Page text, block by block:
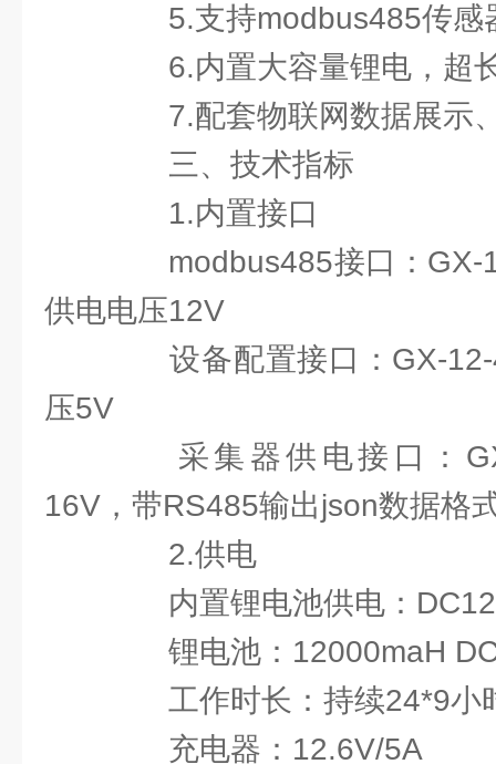
5.支持modbus485传感
6.内置大容量锂电，超
7.配套物联网数据展示
三、技术指标
1.内置接口
modbus485接口：GX-
供电电压12V
设备配置接口：GX-12-
压5V
采集器供电接口：
16V，带RS485输出json数据格
2.供电
内置锂电池供电：
锂电池：12000maH
工作时长：持续24*9小
充电器：12.6V/5A